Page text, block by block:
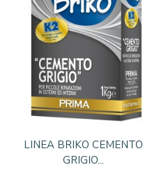
LINEA BRIKO CEMENTO
GRIGIO...